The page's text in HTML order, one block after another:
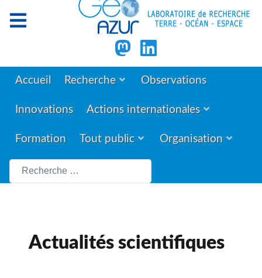
Accueil Recherche Observations
Innovations Actions internationales
Formation Tout public Organisation
Rechercher
Actualités scientifiques